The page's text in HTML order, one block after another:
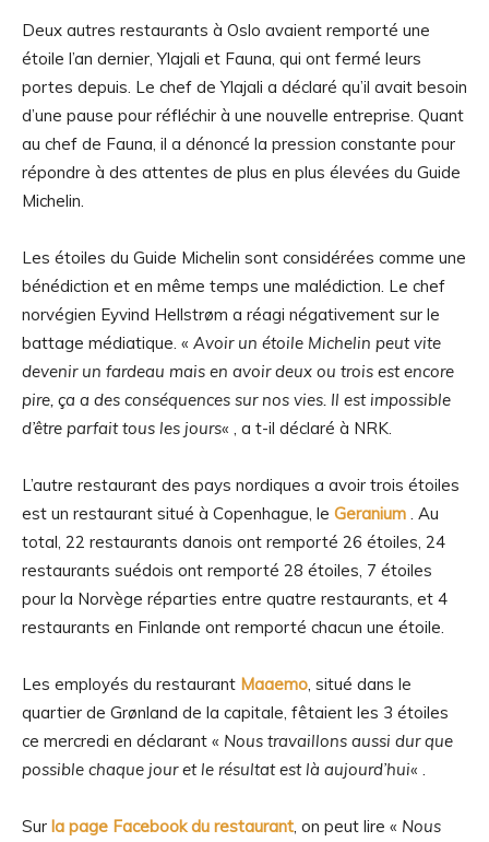
Deux autres restaurants à Oslo avaient remporté une
étoile l’an dernier, Ylajali et Fauna, qui ont fermé leurs
portes depuis. Le chef de Ylajali a déclaré qu’il avait besoin
d’une pause pour réfléchir à une nouvelle entreprise. Quant
au chef de Fauna, il a dénoncé la pression constante pour
répondre à des attentes de plus en plus élevées du Guide
Michelin.
Les étoiles du Guide Michelin sont considérées comme une
bénédiction et en même temps une malédiction. Le chef
norvégien Eyvind Hellstrøm a réagi négativement sur le
battage médiatique. « Avoir un étoile Michelin peut vite
devenir un fardeau mais en avoir deux ou trois est encore
pire, ça a des conséquences sur nos vies. Il est impossible
d’être parfait tous les jours« , a t-il déclaré à NRK.
L’autre restaurant des pays nordiques a avoir trois étoiles
est un restaurant situé à Copenhague, le Geranium . Au
total, 22 restaurants danois ont remporté 26 étoiles, 24
restaurants suédois ont remporté 28 étoiles, 7 étoiles
pour la Norvège réparties entre quatre restaurants, et 4
restaurants en Finlande ont remporté chacun une étoile.
Les employés du restaurant Maaemo, situé dans le
quartier de Grønland de la capitale, fêtaient les 3 étoiles
ce mercredi en déclarant « Nous travaillons aussi dur que
possible chaque jour et le résultat est là aujourd’hui« .
Sur la page Facebook du restaurant, on peut lire « Nous